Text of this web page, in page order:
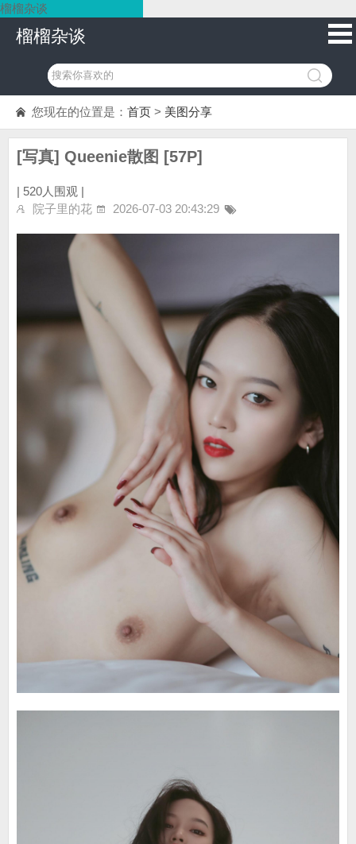
榴榴杂谈
榴榴杂谈
您现在的位置是： 首页 > 美图分享
[写真] Queenie散图 [57P]
| 520人围观 |
院子里的花
2026-07-03 20:43:29